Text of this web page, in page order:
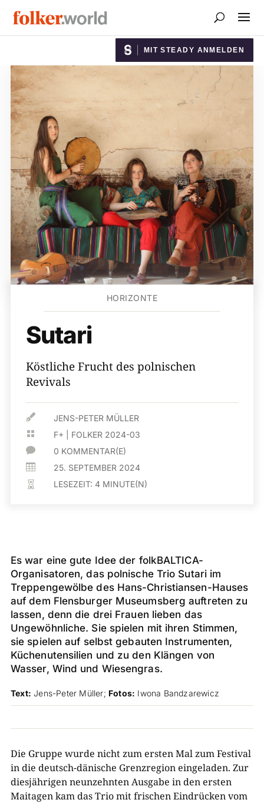
MIT STEADY ANMELDEN
HORIZONTE
Sutari
Köstliche Frucht des polnischen
Revivals
 JENS-PETER MÜLLER
 F+ FOLKER 2024-03
 0 KOMMENTAR(E)
 25. SEPTEMBER 2024
 LESEZEIT: 4 MINUTE(N)
Es war eine gute Idee der folkBALTICA-
Organisatoren, das polnische Trio Sutari im
Treppengewölbe des Hans-Christiansen-Hauses
auf dem Flensburger Museumsberg auftreten zu
lassen, denn die drei Frauen lieben das
Ungewöhnliche. Sie spielen mit ihren Stimmen,
sie spielen auf selbst gebauten Instrumenten,
Küchenutensilien und zu den Klängen von
Wasser, Wind und Wiesengras.
Text: Jens-Peter Müller; Fotos: Iwona Bandzarewicz
Die Gruppe wurde nicht zum ersten Mal zum Festival
in die deutsch-­dänische Grenzregion eingeladen. Zur
diesjährigen neunzehnten Ausgabe in den ersten
Maitagen kam das Trio mit frischen Eindrücken vom